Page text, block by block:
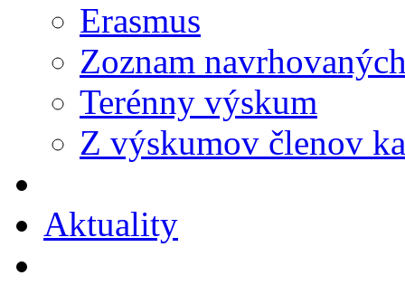
Erasmus
Zoznam
Terénny výskum
Z výskumov členov
Aktuality